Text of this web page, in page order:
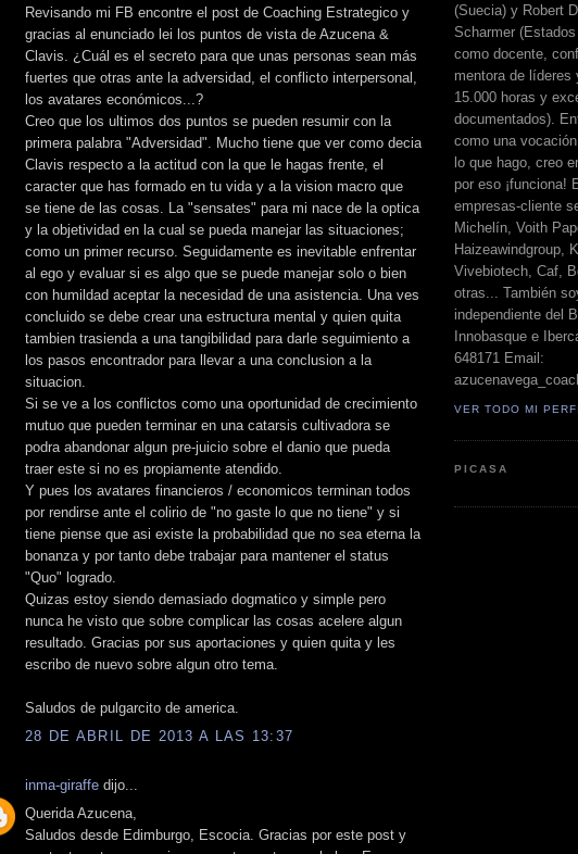
Revisando mi FB encontre el post de Coaching Estrategico y
gracias al enunciado lei los puntos de vista de Azucena &
Clavis. ¿Cuál es el secreto para que unas personas sean más
fuertes que otras ante la adversidad, el conflicto interpersonal,
los avatares económicos...?
Creo que los ultimos dos puntos se pueden resumir con la
primera palabra "Adversidad". Mucho tiene que ver como decia
Clavis respecto a la actitud con la que le hagas frente, el
caracter que has formado en tu vida y a la vision macro que
se tiene de las cosas. La "sensates" para mi nace de la optica
y la objetividad en la cual se pueda manejar las situaciones;
como un primer recurso. Seguidamente es inevitable enfrentar
al ego y evaluar si es algo que se puede manejar solo o bien
con humildad aceptar la necesidad de una asistencia. Una ves
concluido se debe crear una estructura mental y quien quita
tambien trasienda a una tangibilidad para darle seguimiento a
los pasos encontrador para llevar a una conclusion a la
situacion.
Si se ve a los conflictos como una oportunidad de crecimiento
mutuo que pueden terminar en una catarsis cultivadora se
podra abandonar algun pre-juicio sobre el danio que pueda
traer este si no es propiamente atendido.
Y pues los avatares financieros / economicos terminan todos
por rendirse ante el colirio de "no gaste lo que no tiene" y si
tiene piense que asi existe la probabilidad que no sea eterna la
bonanza y por tanto debe trabajar para mantener el status
"Quo" logrado.
Quizas estoy siendo demasiado dogmatico y simple pero
nunca he visto que sobre complicar las cosas acelere algun
resultado. Gracias por sus aportaciones y quien quita y les
escribo de nuevo sobre algun otro tema.
Saludos de pulgarcito de america.
28 DE ABRIL DE 2013 A LAS 13:37
inma-giraffe dijo...
Querida Azucena,
Saludos desde Edimburgo, Escocia. Gracias por este post y
(Suecia) y Robert
Scharmer
como docente,
mentora de líderes
15.000 horas y
documentados).
como una
lo que hago, creo
por eso ¡funciona!
empresas-cliente
Michelín, Voith
Haizeawindgroup,
Vivebiotech, Caf,
otras... También
independiente del
Innobasque e
648171 Email:
VER TODO MI
PICASA